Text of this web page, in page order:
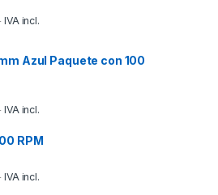
IVA incl.
Azul Paquete con 100
IVA incl.
RPM
IVA incl.